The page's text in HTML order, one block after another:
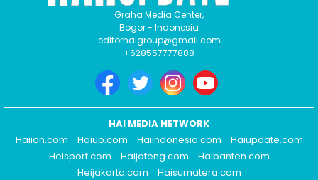
Graha Media Center,
Bogor - Indonesia
editorhaigroup@gmail.com
+628557777888
HAI MEDIA NETWORK
Haiidn.com
Haiup.com Haiindonesia.com
Haiupdate.com
Heisport.com
Haijateng.com
Haibanten.com
Heijakarta.com
Haisumatera.com